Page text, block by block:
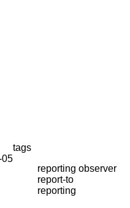
05
tags
reporting observer
report-to
reporting